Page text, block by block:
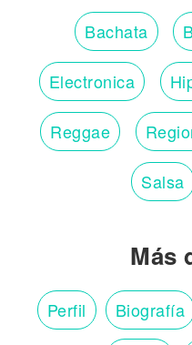
Bachata
Electronica
Reggae
Salsa
Más
Perfil Biografía